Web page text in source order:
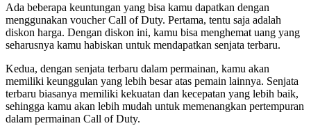
Ada beberapa keuntungan yang bisa kamu dapatkan dengan
menggunakan voucher Call of Duty. Pertama, tentu saja adalah
diskon harga. Dengan diskon ini, kamu bisa menghemat uang yang
seharusnya kamu habiskan untuk mendapatkan senjata terbaru.
Kedua, dengan senjata terbaru dalam permainan, kamu akan
memiliki keunggulan yang lebih besar atas pemain lainnya. Senjata
terbaru biasanya memiliki kekuatan dan kecepatan yang lebih baik,
sehingga kamu akan lebih mudah untuk memenangkan pertempuran
dalam permainan Call of Duty.